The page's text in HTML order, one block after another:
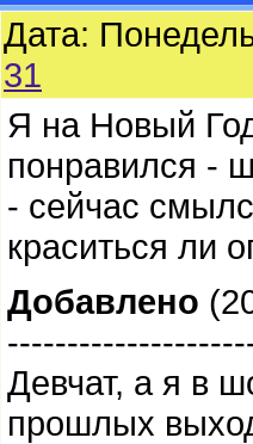
Дата:
31
Я на Новый
понравился -
- сейчас
краситься ли
Добавлено
Девчат, а я в
прошлых